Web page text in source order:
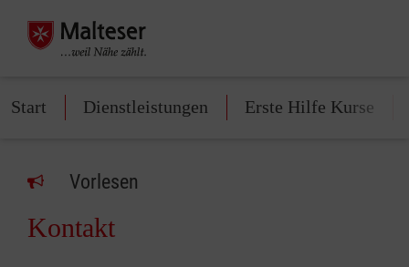
Start Dienstleistungen Erste Hilfe Kurse
Vorlesen
Kontakt